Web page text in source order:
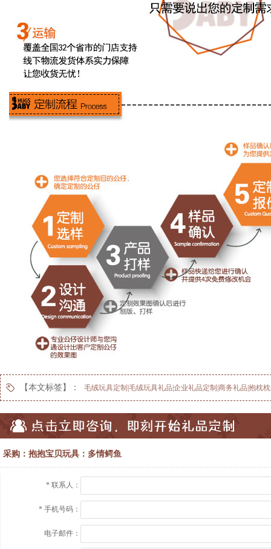
【本文标签】： 毛绒玩具定制|毛绒玩具礼品|企业礼品定制|商务礼品|抱枕
采购：抱抱宝贝玩具：多情鳄鱼
* 联系人：
* 手机号码：
电子邮件：